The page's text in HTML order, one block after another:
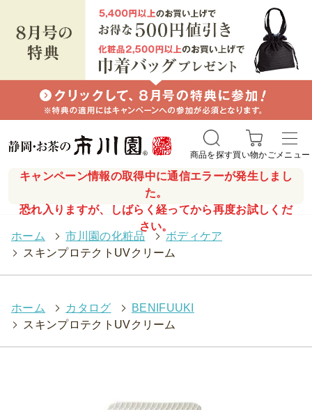
キャンペーン情報の取得中に通信エラーが発生しまし
た。
恐れ入りますが、しばらく経ってから再度お試しくだ
さい。
商品を探す買い物かごメニュー
ホーム > 市川園の化粧品 > ボディケア
>
スキンプロテクトUVクリーム
ホーム > カタログ >
BENIFUUKI
>
スキンプロテクトUVクリーム